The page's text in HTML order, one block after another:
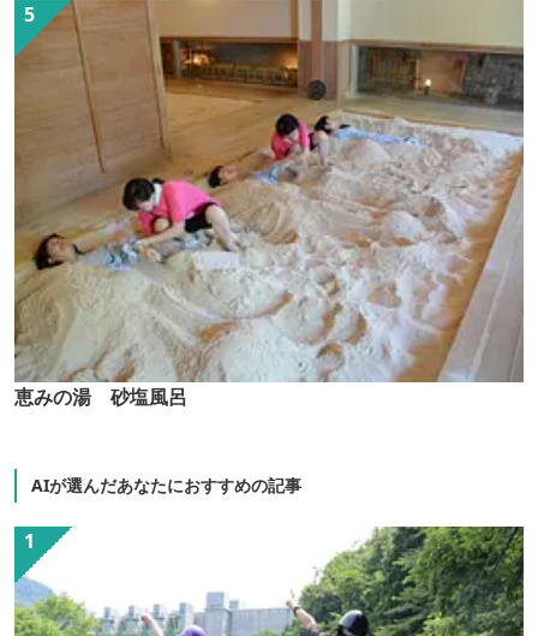
恵みの湯 砂塩風呂
AIが選んだあなたにおすすめの記事